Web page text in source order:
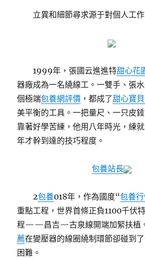
立異和細節尋求源于對個人工作
1999年，張國云進進特甜心花
器廠成為一名繞線工。一雙手、張
個極端包養網評價 ，都成了甜心寶
美平衡的工具。一把量尺、一只皮
靠著好學苦練，他用八年時光，練
年才幹到達的技巧程度。
包養站長
2包養018年，作為國度“包養
重點工程，世界首條正負1100千伏
程——昌吉—古泉線開端加緊扶植
薦在變壓器的線圈繞制環節卻碰到
困難。